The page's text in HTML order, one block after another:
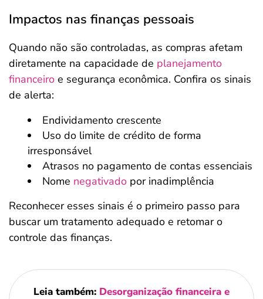
Impactos nas finanças pessoais
Quando não são controladas, as compras afetam
diretamente na capacidade de planejamento
financeiro e segurança econômica. Confira os sinais
de alerta:
Endividamento crescente
Uso do limite de crédito de forma
irresponsável
Atrasos no pagamento de contas essenciais
Nome negativado por inadimplência
Reconhecer esses sinais é o primeiro passo para
buscar um tratamento adequado e retomar o
controle das finanças.
Leia também: Desorganização financeira e